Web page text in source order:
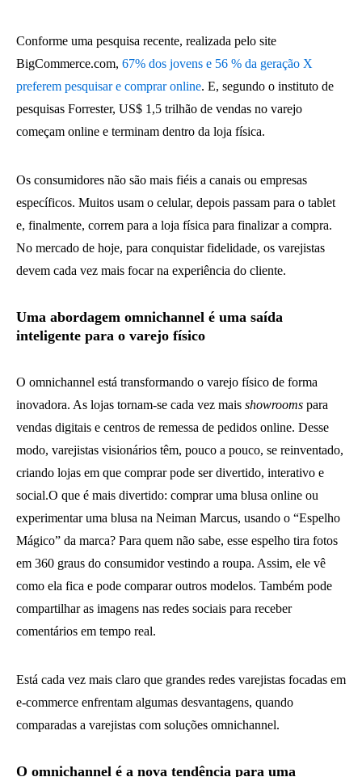
Conforme uma pesquisa recente, realizada pelo site
BigCommerce.com, 67% dos jovens e 56 % da geração X
preferem pesquisar e comprar online. E, segundo o instituto de
pesquisas Forrester, US$ 1,5 trilhão de vendas no varejo
começam online e terminam dentro da loja física.
Os consumidores não são mais fiéis a canais ou empresas
específicos. Muitos usam o celular, depois passam para o tablet
e, finalmente, correm para a loja física para finalizar a compra.
No mercado de hoje, para conquistar fidelidade, os varejistas
devem cada vez mais focar na experiência do cliente.
Uma abordagem omnichannel é uma saída
inteligente para o varejo físico
O omnichannel está transformando o varejo físico de forma
inovadora. As lojas tornam-se cada vez mais showrooms para
vendas digitais e centros de remessa de pedidos online. Desse
modo, varejistas visionários têm, pouco a pouco, se reinventado,
criando lojas em que comprar pode ser divertido, interativo e
social.O que é mais divertido: comprar uma blusa online ou
experimentar uma blusa na Neiman Marcus, usando o “Espelho
Mágico” da marca? Para quem não sabe, esse espelho tira fotos
em 360 graus do consumidor vestindo a roupa. Assim, ele vê
como ela fica e pode comparar outros modelos. Também pode
compartilhar as imagens nas redes sociais para receber
comentários em tempo real.
Está cada vez mais claro que grandes redes varejistas focadas em
e-commerce enfrentam algumas desvantagens, quando
comparadas a varejistas com soluções omnichannel.
O omnichannel é a nova tendência para uma